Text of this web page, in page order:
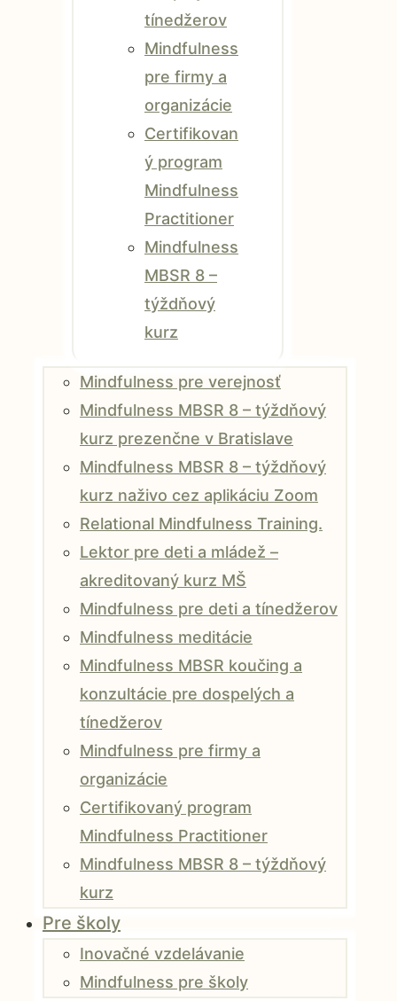
tínedžerov
Mindfulness
pre firmy a
organizácie
Certifikovan
ý program
Mindfulness
Practitioner
Mindfulness
MBSR 8 –
týždňový
kurz
Mindfulness pre verejnosť
Mindfulness MBSR 8 – týždňový
kurz prezenčne v Bratislave
Mindfulness MBSR 8 – týždňový
kurz naživo cez aplikáciu Zoom
Relational Mindfulness Training.
Lektor pre deti a mládež –
akreditovaný kurz MŠ
Mindfulness pre deti a tínedžerov
Mindfulness meditácie
Mindfulness MBSR koučing a
konzultácie pre dospelých a
tínedžerov
Mindfulness pre firmy a
organizácie
Certifikovaný program
Mindfulness Practitioner
Mindfulness MBSR 8 – týždňový
kurz
Pre školy
Inovačné vzdelávanie
Mindfulness pre školy